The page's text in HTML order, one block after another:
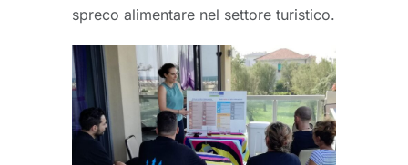
spreco alimentare nel settore turistico.